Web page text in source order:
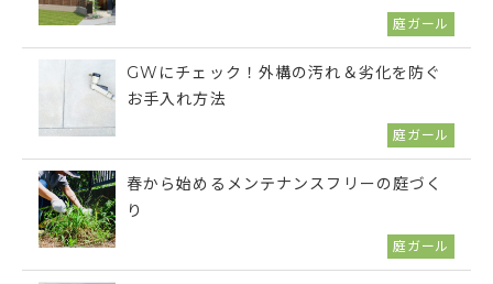
庭ガール
GWにチェック！外構の汚れ＆劣化を防ぐ
お手入れ方法
庭ガール
春から始めるメンテナンスフリーの庭づく
り
庭ガール